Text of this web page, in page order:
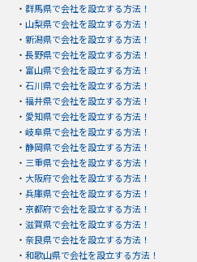
・ 群馬県で会社を設立する方法！
・ 山梨県で会社を設立する方法！
・ 新潟県で会社を設立する方法！
・ 長野県で会社を設立する方法！
・ 富山県で会社を設立する方法！
・ 石川県で会社を設立する方法！
・ 福井県で会社を設立する方法！
・ 愛知県で会社を設立する方法！
・ 岐阜県で会社を設立する方法！
・ 静岡県で会社を設立する方法！
・ 三重県で会社を設立する方法！
・ 大阪府で会社を設立する方法！
・ 兵庫県で会社を設立する方法！
・ 京都府で会社を設立する方法！
・ 滋賀県で会社を設立する方法！
・ 奈良県で会社を設立する方法！
・ 和歌山県で会社を設立する方法！